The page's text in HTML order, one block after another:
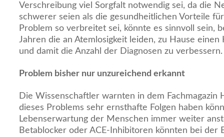
Verschreibung viel Sorgfalt notwendig sei, da die
schwerer seien als die gesundheitlichen Vorteile
Problem so verbreitet sei, könnte es sinnvoll sein,
Jahren die an Atemlosigkeit leiden, zu Hause
und damit die Anzahl der Diagnosen zu verbessern.
Problem bisher nur unzureichend erkannt
Die Wissenschaftler warnten in dem Fachmagazin
dieses Problems sehr ernsthafte Folgen haben
Lebenserwartung der Menschen immer weiter
Betablocker oder ACE-Inhibitoren könnten bei der